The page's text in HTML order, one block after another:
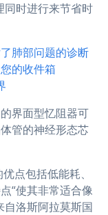
同时进行来节省时
肺部问题的诊断
的收件箱
界面型忆阻器可
管的神经形态芯
点包括低能耗、
“使其非常适合像
自洛斯阿拉莫斯国